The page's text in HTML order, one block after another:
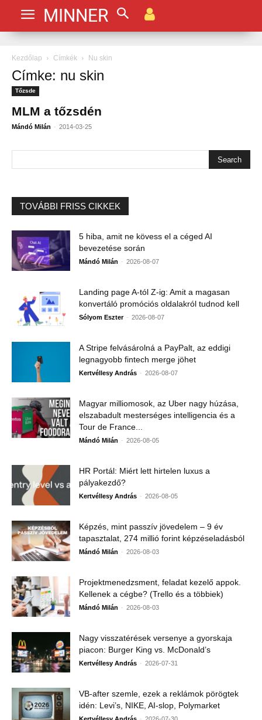
MINNER
Kezdőlap Címkék Nu skin
Címke: nu skin
Tőzsde
MLM a tőzsdén
Mándó Milán - 2014-03-25
TOVÁBBI FRISS CIKKEK
5 hiba, amit ne kövess el a céged AI
bevezetése során
Mándó Milán - 2026-08-07
Landing page A-tól Z-ig: Amit a magasan
konvertáló promóciós oldalakról tudnod kell
Sólyom Eszter - 2026-08-07
A Stripe felvásárolná a PayPalt, az eddigi
legnagyobb fintech merge jöhet
Kertvéllesy András - 2026-08-07
Magyar milliomosok, az Uber nagy húzása,
elszabadult mesterséges intelligencia és a
Tour de France...
Mándó Milán - 2026-08-05
HR Portál: Miért lett hirtelen luxus a
pályakezdő?
Kertvéllesy András - 2026-08-05
Képzés, mint passzív jövedelem – 9 év
tapasztalat, 274 millió forint képzéseladásból
Mándó Milán - 2026-08-03
Projektmenedzsment, feladat kezelő appok.
Kellenek a cégbe? (Trello és a többiek)
Mándó Milán - 2026-08-03
Nagy visszatérések versenye a gyorskaja
piacon: Burger King vs. McDonald’s
Kertvéllesy András - 2026-07-31
VB-after szemle, ezek a reklámok pörögtek
idén: Levi’s, NIKE, AI-slop, Polymarket